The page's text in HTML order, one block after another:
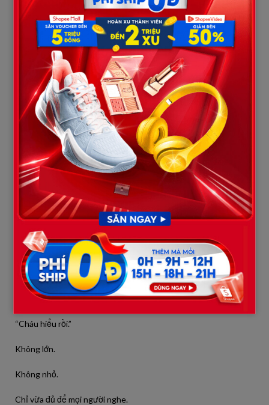
Tôi và anh quen nhau gần hai năm.
Gia đình tôi bình thường.
Còn gia đình anh khá giả.
Trước đây tôi từng nghe anh nói… mẹ anh muốn anh quen một
cô gái “môn đăng hộ đối”.
Tôi đã cố không nghĩ nhiều.
Nhưng ngay khoảnh khắc đó, tôi hiểu.
Đôi đũa lệch không phải là đũa.
Mà là tôi.
Cả bàn ăn vẫn im lặng.
Tôi nhìn mẹ anh.
Rồi tôi nói.
Chỉ đúng bốn chữ.
“Cháu hiểu rồi.”
Không lớn.
Không nhỏ.
Chỉ vừa đủ để mọi người nghe.